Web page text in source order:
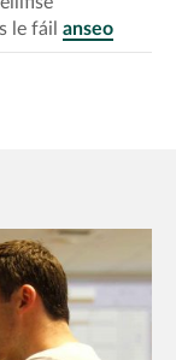
le fáil anseo